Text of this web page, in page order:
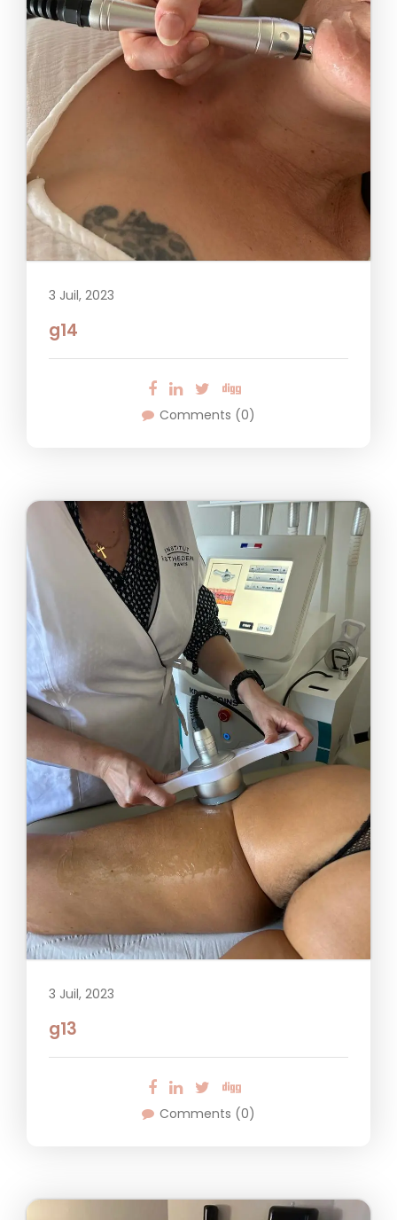
3 Juil, 2023
g14
Comments (0)
3 Juil, 2023
g13
Comments (0)